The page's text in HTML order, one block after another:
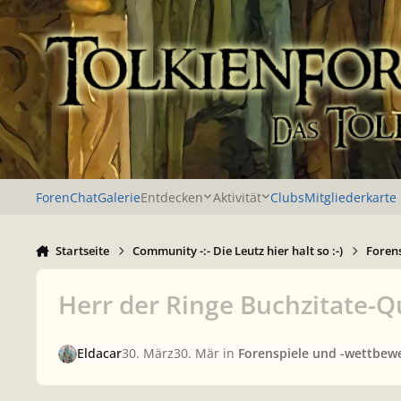
Zu Inhalt springen
ForenChatGalerieEntdecken Aktivität ClubsMitgliederkarte
Startseite Community -:- Die Leutz hier halt so :-)
Herr der Ringe Buchzitate-
Eldacar30. März30. Märin Forenspiele und -